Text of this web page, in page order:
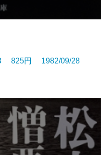
825円 1982/09/28